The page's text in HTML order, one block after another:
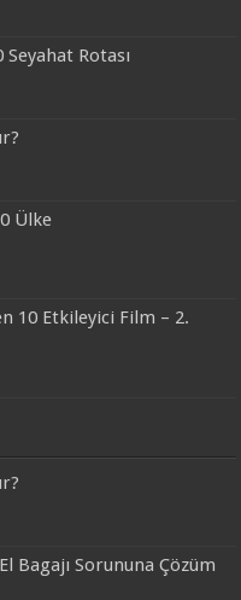
Rotası
Ülke
10 Etkileyici Film – 2.
Bagajı Sorununa Çözüm